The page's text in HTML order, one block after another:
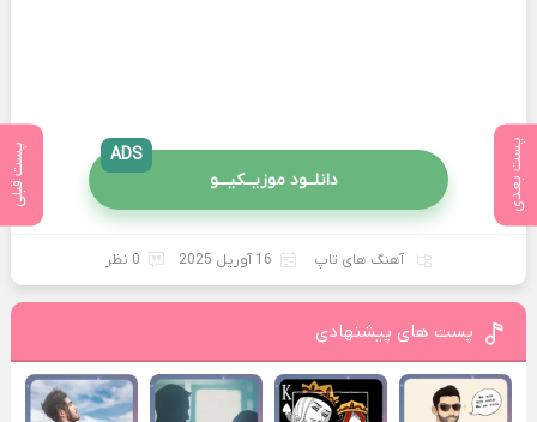
پست بعدی پست قبلی دانلــود موزیــکیـــو
ADS
آهنگ های تاپ 16 آوریل 2025 0 نظر
پست های پیشنهادی